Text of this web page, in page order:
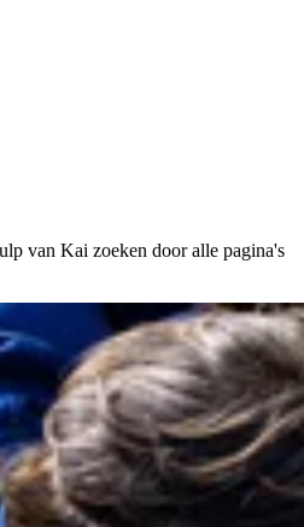
van Kai zoeken door alle pagina's